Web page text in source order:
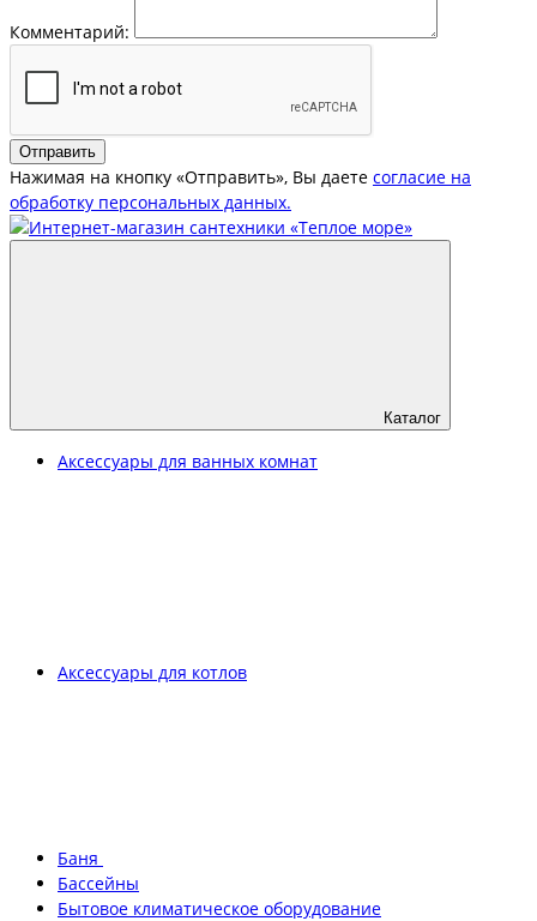
Комментарий:
Отправить
Нажимая на кнопку «Отправить», Вы даете согласие на
обработку персональных данных.
Каталог
Аксессуары для ванных комнат
Аксессуары для котлов
Баня
Бассейны
Бытовое климатическое оборудование